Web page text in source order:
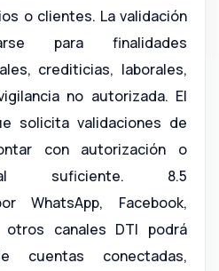
o clientes. La validación
para finalidades
crediticias, laborales,
no autorizada. El
solicita validaciones de
con autorización o
suficiente. 8.5
WhatsApp, Facebook,
otros canales DTI podrá
cuentas conectadas,